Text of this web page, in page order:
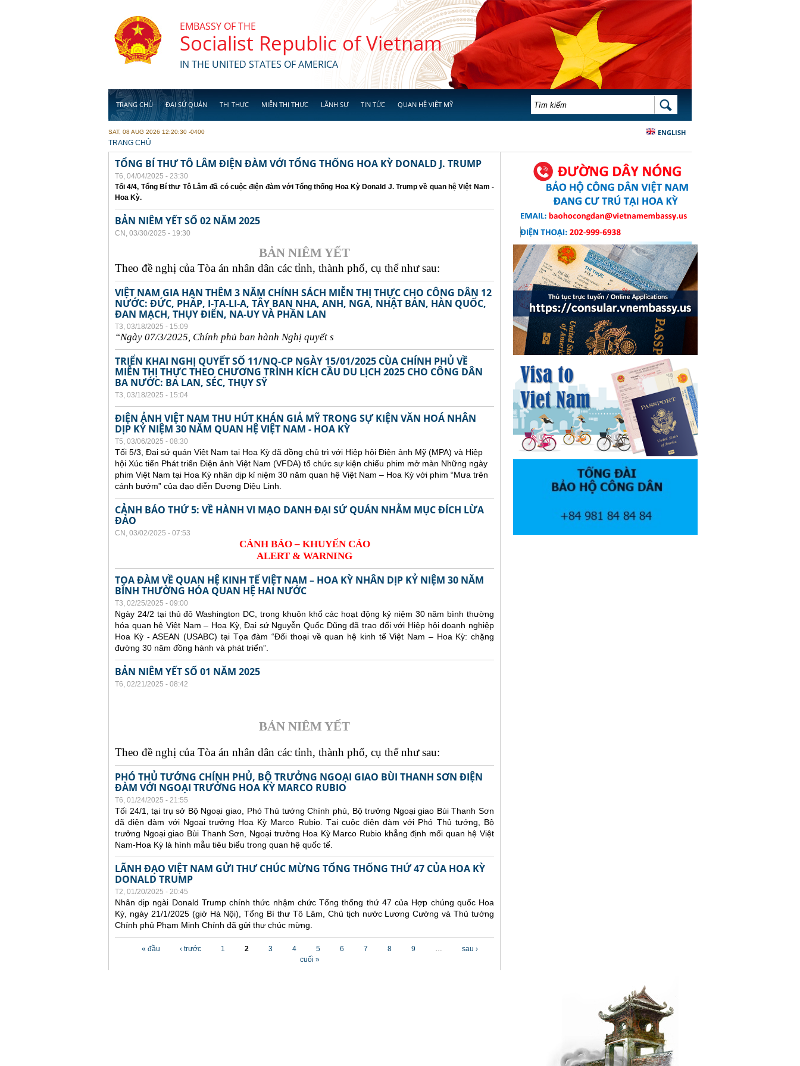
EMBASSY OF THE
Socialist Republic of Vietnam
IN THE UNITED STATES OF AMERICA
TRANG CHỦ ĐẠI SỨ QUÁN THỊ THỰC MIỄN THỊ THỰC LÃNH SỰ TIN TỨC QUAN HỆ VIỆT MỸ BIỂU MẪU TÌM KIẾM TÌM KIẾM
ENGLISH
SAT, 08 AUG 2026 12:20:30 -0400
YOU ARE HERE
TRANG CHỦ
TỔNG BÍ THƯ TÔ LÂM ĐIỆN ĐÀM VỚI TỔNG THỐNG HOA KỲ DONALD J. TRUMP
T6, 04/04/2025 - 23:30
Tối 4/4, Tổng Bí thư Tô Lâm đã có cuộc điện đàm với Tổng thống Hoa Kỳ Donald J. Trump về quan hệ Việt Nam -
Hoa Kỳ.
BẢN NIÊM YẾT SỐ 02 NĂM 2025
CN, 03/30/2025 - 19:30
BẢN NIÊM YẾT
Theo đề nghị của Tòa án nhân dân các tỉnh, thành phố, cụ thể như sau:
VIỆT NAM GIA HẠN THÊM 3 NĂM CHÍNH SÁCH MIỄN THỊ THỰC CHO CÔNG DÂN 12
NƯỚC: ĐỨC, PHÁP, I-TA-LI-A, TÂY BAN NHA, ANH, NGA, NHẬT BẢN, HÀN QUỐC,
ĐAN MẠCH, THỤY ĐIỂN, NA-UY VÀ PHẦN LAN
T3, 03/18/2025 - 15:09
“Ngày 07/3/2025, Chính phủ ban hành Nghị quyết s
TRIỂN KHAI NGHỊ QUYẾT SỐ 11/NQ-CP NGÀY 15/01/2025 CÙA CHÍNH PHỦ VỀ
MIỄN THỊ THỰC THEO CHƯƠNG TRÌNH KÍCH CẦU DU LỊCH 2025 CHO CÔNG DÂN
BA NƯỚC: BA LAN, SÉC, THỤY SŸ
T3, 03/18/2025 - 15:04
ĐIỆN ẢNH VIỆT NAM THU HÚT KHÁN GIẢ MỸ TRONG SỰ KIỆN VĂN HOÁ NHÂN
DỊP KỶ NIỆM 30 NĂM QUAN HỆ VIỆT NAM - HOA KỲ
T5, 03/06/2025 - 08:30
Tối 5/3, Đại sứ quán Việt Nam tại Hoa Kỳ đã đồng chủ trì với Hiệp hội Điện ảnh Mỹ (MPA) và Hiệp
hội Xúc tiến Phát triển Điện ảnh Việt Nam (VFDA) tổ chức sự kiện chiếu phim mở màn Những ngày
phim Việt Nam tại Hoa Kỳ nhân dịp kỉ niệm 30 năm quan hệ Việt Nam – Hoa Kỳ với phim “Mưa trên
cánh bướm” của đạo diễn Dương Diệu Linh.
CẢNH BÁO THỨ 5: VỀ HÀNH VI MẠO DANH ĐẠI SỨ QUÁN NHẰM MỤC ĐÍCH LỪA
ĐẢO
CN, 03/02/2025 - 07:53
CẢNH BÁO – KHUYẾN CÁO
ALERT & WARNING
TỌA ĐÀM VỀ QUAN HỆ KINH TẾ VIỆT NAM – HOA KỲ NHÂN DỊP KỶ NIỆM 30 NĂM
BÌNH THƯỜNG HÓA QUAN HỆ HAI NƯỚC
T3, 02/25/2025 - 09:00
Ngày 24/2 tại thủ đô Washington DC, trong khuôn khổ các hoạt động kỷ niệm 30 năm bình thường
hóa quan hệ Việt Nam – Hoa Kỳ, Đại sứ Nguyễn Quốc Dũng đã trao đổi với Hiệp hội doanh nghiệp
Hoa Kỳ - ASEAN (USABC) tại Tọa đàm “Đối thoại về quan hệ kinh tế Việt Nam – Hoa Kỳ: chặng
đường 30 năm đồng hành và phát triển”.
BẢN NIÊM YẾT SỐ 01 NĂM 2025
T6, 02/21/2025 - 08:42
BẢN NIÊM YẾT
Theo đề nghị của Tòa án nhân dân các tỉnh, thành phố, cụ thể như sau:
PHÓ THỦ TƯỚNG CHÍNH PHỦ, BỘ TRƯỞNG NGOẠI GIAO BÙI THANH SƠN ĐIỆN
ĐÀM VỚI NGOẠI TRƯỞNG HOA KỲ MARCO RUBIO
T6, 01/24/2025 - 21:55
Tối 24/1, tại trụ sở Bộ Ngoại giao, Phó Thủ tướng Chính phủ, Bộ trưởng Ngoại giao Bùi Thanh Sơn
đã điện đàm với Ngoại trưởng Hoa Kỳ Marco Rubio. Tại cuộc điện đàm với Phó Thủ tướng, Bộ
trưởng Ngoại giao Bùi Thanh Sơn, Ngoại trưởng Hoa Kỳ Marco Rubio khẳng định mối quan hệ Việt
Nam-Hoa Kỳ là hình mẫu tiêu biểu trong quan hệ quốc tế.
LÃNH ĐẠO VIỆT NAM GỬI THƯ CHÚC MỪNG TỔNG THỐNG THỨ 47 CỦA HOA KỲ
DONALD TRUMP
T2, 01/20/2025 - 20:45
Nhân dịp ngài Donald Trump chính thức nhậm chức Tổng thống thứ 47 của Hợp chúng quốc Hoa
Kỳ, ngày 21/1/2025 (giờ Hà Nội), Tổng Bí thư Tô Lâm, Chủ tịch nước Lương Cường và Thủ tướng
Chính phủ Phạm Minh Chính đã gửi thư chúc mừng.
« đầu ‹ trước 1 2 3 4 5 6 7 8 9 …
sau ›
cuối »